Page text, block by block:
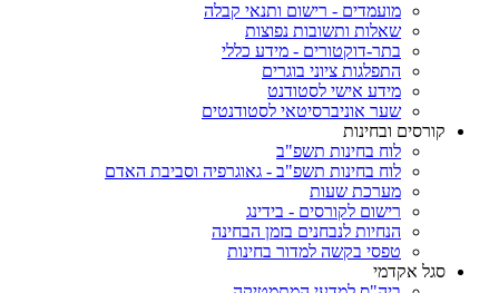
מועמדים - רישום ותנאי קבלה
שאלות ותשובות נפוצות
בתר-דוקטורים - מידע כללי
התפלגות ציוני בוגרים
מידע אישי לסטודנט
שער אוניברסיטאי לסטודנטים
קורסים ובחינות
לוח בחינות תשפ"ב
לוח בחינות תשפ"ב - גאוגרפיה וסביבת האדם
מערכת שעות
רישום לקורסים - בידינג
הנחיות לנבחנים בזמן הבחינה
טפסי בקשה למדור בחינות
סגל אקדמי